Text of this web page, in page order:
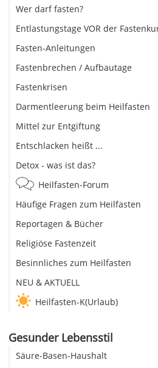
Wer darf fasten?
Entlastungstage VOR der
Fasten-Anleitungen
Fastenbrechen / Aufbautage
Fastenkrisen
Darmentleerung beim Heilfasten
Mittel zur Entgiftung
Entschlacken heißt ...
Detox - was ist das?
Heilfasten-Forum
Häufige Fragen zum Heilfasten
Reportagen & Bücher
Religiöse Fastenzeit
Besinnliches zum Heilfasten
NEU & AKTUELL
Heilfasten-K(Urlaub)
Gesunder Lebensstil
Säure-Basen-Haushalt